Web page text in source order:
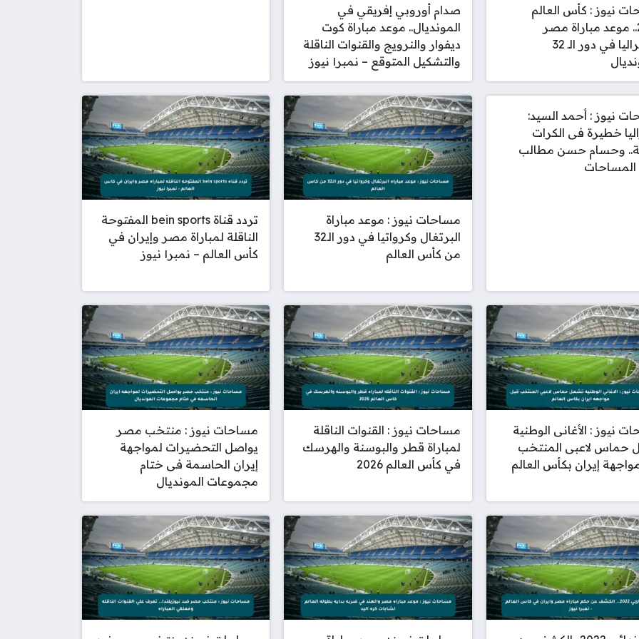
نيوز : كأس العالم
2026.. موعد مباراة مصر
وأستراليا في دور الـ 32
صدام أوروبي إفريقي في
المونديال.. موعد مباراة كوت
ديفوار والنرويج والقنوات الناقلة
والتشكيل المتوقع – نمبر١ نيوز
نيوز : أحمد السيد:
خطيرة فى الكرات
وحسام حسن مطالب
المساحات
مساحات نيوز : موعد مباراة
البرتغال وكرواتيا في دور الـ32
من كأس العالم
تردد قناة bein sports المفتوحة
الناقلة لمباراة مصر وإيران في
كأس العالم – نمبر١ نيوز
نيوز : الأغانى الوطنية
حماس لاعبى المنتخب
إيران بكأس العالم
مساحات نيوز : القنوات الناقلة
لمباراة قطر والبوسنة والهرسك
في كأس العالم 2026
مساحات نيوز : منتخب مصر
يواصل التحضيرات لمواجهة
إيران الحاسمة فى ختام
مجموعات المونديال